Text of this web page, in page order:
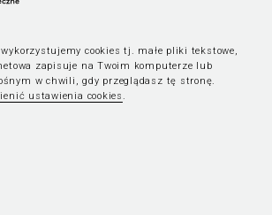
cookies tj. małe pliki tekstowe,
zapisuje na Twoim komputerze lub
w chwili, gdy przeglądasz tę stronę.
ustawienia cookies.